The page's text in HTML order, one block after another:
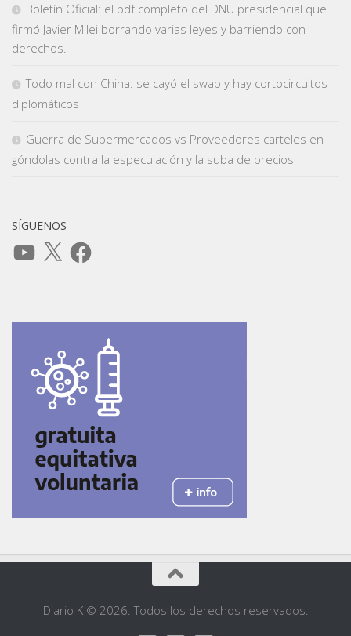
Boletín Oficial: el pdf completo del DNU presidencial que
firmó Javier Milei borrando varias leyes y barriendo con
derechos.
Todo mal con China: se cayó el swap y hay cortocircuitos
diplomáticos
Guerra de Supermercados vs Proveedores carteles en
góndolas contra la especulación y la suba de precios
SÍGUENOS
YouTube
X Facebook
Diario K © 2026. Todos los derechos reservados.